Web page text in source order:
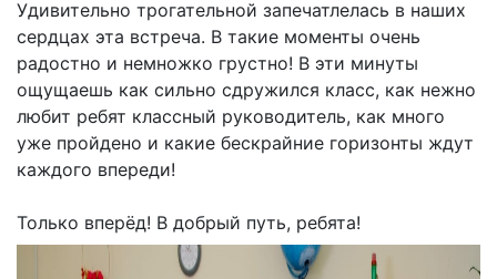
Удивительно трогательной запечатлелась в наших
сердцах эта встреча. В такие моменты очень
радостно и немножко грустно! В эти минуты
ощущаешь как сильно сдружился класс, как нежно
любит ребят классный руководитель, как много
уже пройдено и какие бескрайние горизонты ждут
каждого впереди!
Только вперёд! В добрый путь, ребята!